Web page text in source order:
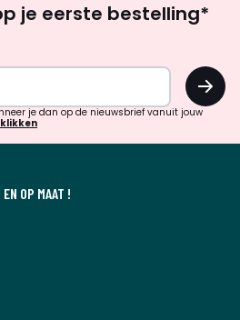
zoek
inspiratie
verrassingen?
je eerste bestelling*
OK
je dan op de nieuwsbrief vanuit jouw
OP MAAT !